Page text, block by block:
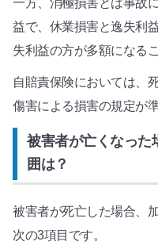
一方、消極損害とは事故
益で、休業損害と逸失利
失利益の方が多額になる
自賠責保険においては、
傷害による損害の規定が
被害者が亡くなった
囲は？
被害者が死亡した場合、
次の3項目です。